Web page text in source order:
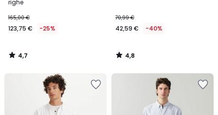
righe
165,00 €
123,75 € -25%
4,7
/
70,99 €
42,59 € -40%
4,8
/